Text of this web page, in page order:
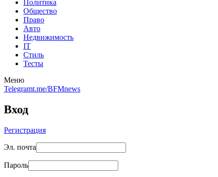
Политика
Общество
Право
Авто
Недвижимость
IT
Стиль
Тесты
Меню
Telegramt.me/BFMnews
Вход
Регистрация
Эл. почта
Пароль